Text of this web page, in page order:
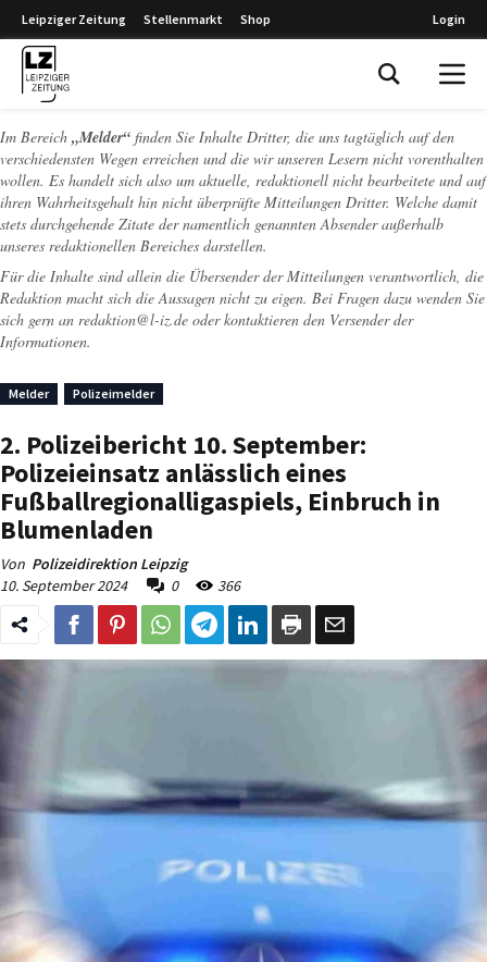
Leipziger Zeitung Stellenmarkt Shop Login
Im Bereich „Melder“ finden Sie Inhalte Dritter, die uns tagtäglich auf den
verschiedensten Wegen erreichen und die wir unseren Lesern nicht vorenthalten
wollen. Es handelt sich also um aktuelle, redaktionell nicht bearbeitete und auf
ihren Wahrheitsgehalt hin nicht überprüfte Mitteilungen Dritter. Welche damit
stets durchgehende Zitate der namentlich genannten Absender außerhalb
unseres redaktionellen Bereiches darstellen.
Für die Inhalte sind allein die Übersender der Mitteilungen verantwortlich, die
Redaktion macht sich die Aussagen nicht zu eigen. Bei Fragen dazu wenden Sie
sich gern an redaktion@l-iz.de oder kontaktieren den Versender der
Informationen.
Melder Polizeimelder
2. Polizeibericht 10. September:
Polizeieinsatz anlässlich eines
Fußballregionalligaspiels, Einbruch in
Blumenladen
Von Polizeidirektion Leipzig
10. September 2024
0 366